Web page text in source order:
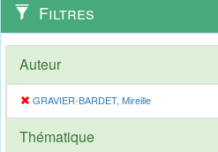
Filtres
Auteur
GRAVIER-BARDET, Mireille
Thématique